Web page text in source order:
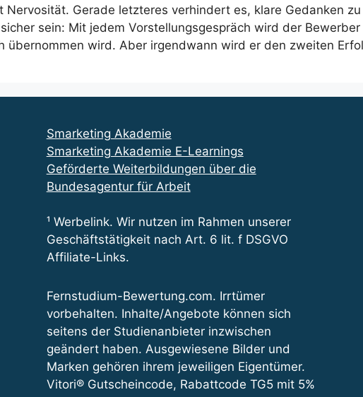
Gerade letzteres verhindert es, klare Gedanken
sein: Mit jedem Vorstellungsgespräch wird der
übernommen wird. Aber irgendwann wird er den zweiten
Smarketing Akademie
Smarketing Akademie E-Learnings
Geförderte Weiterbildungen über die
Bundesagentur für Arbeit
¹ Werbelink. Wir nutzen im Rahmen unserer
Geschäftstätigkeit nach Art. 6 lit. f DSGVO
Affiliate-Links.
Fernstudium-Bewertung.com. Irrtümer
vorbehalten. Inhalte/Angebote können sich
seitens der Studienanbieter inzwischen
geändert haben. Ausgewiesene Bilder und
Marken gehören ihrem jeweiligen Eigentümer.
Vitori® Gutscheincode, Rabattcode TG5 mit 5%